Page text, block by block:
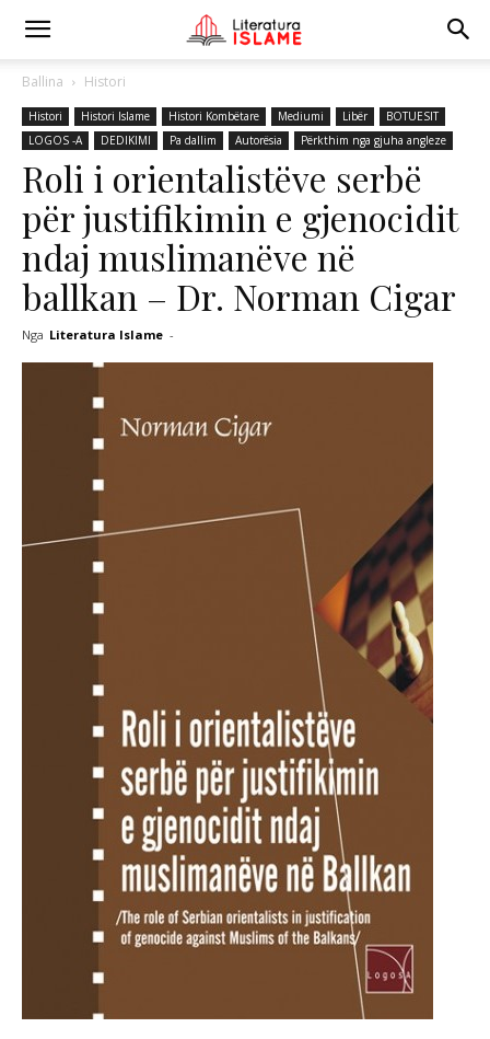
Ballina Histori
Histori Histori Islame Histori Kombëtare Mediumi Libër
BOTUESIT
LOGOS -A
DEDIKIMI Pa dallim Autorësia Përkthim nga gjuha angleze
Roli i orientalistëve serbë
për justifikimin e gjenocidit
ndaj muslimanëve në
ballkan – Dr. Norman Cigar
Nga Literatura Islame -